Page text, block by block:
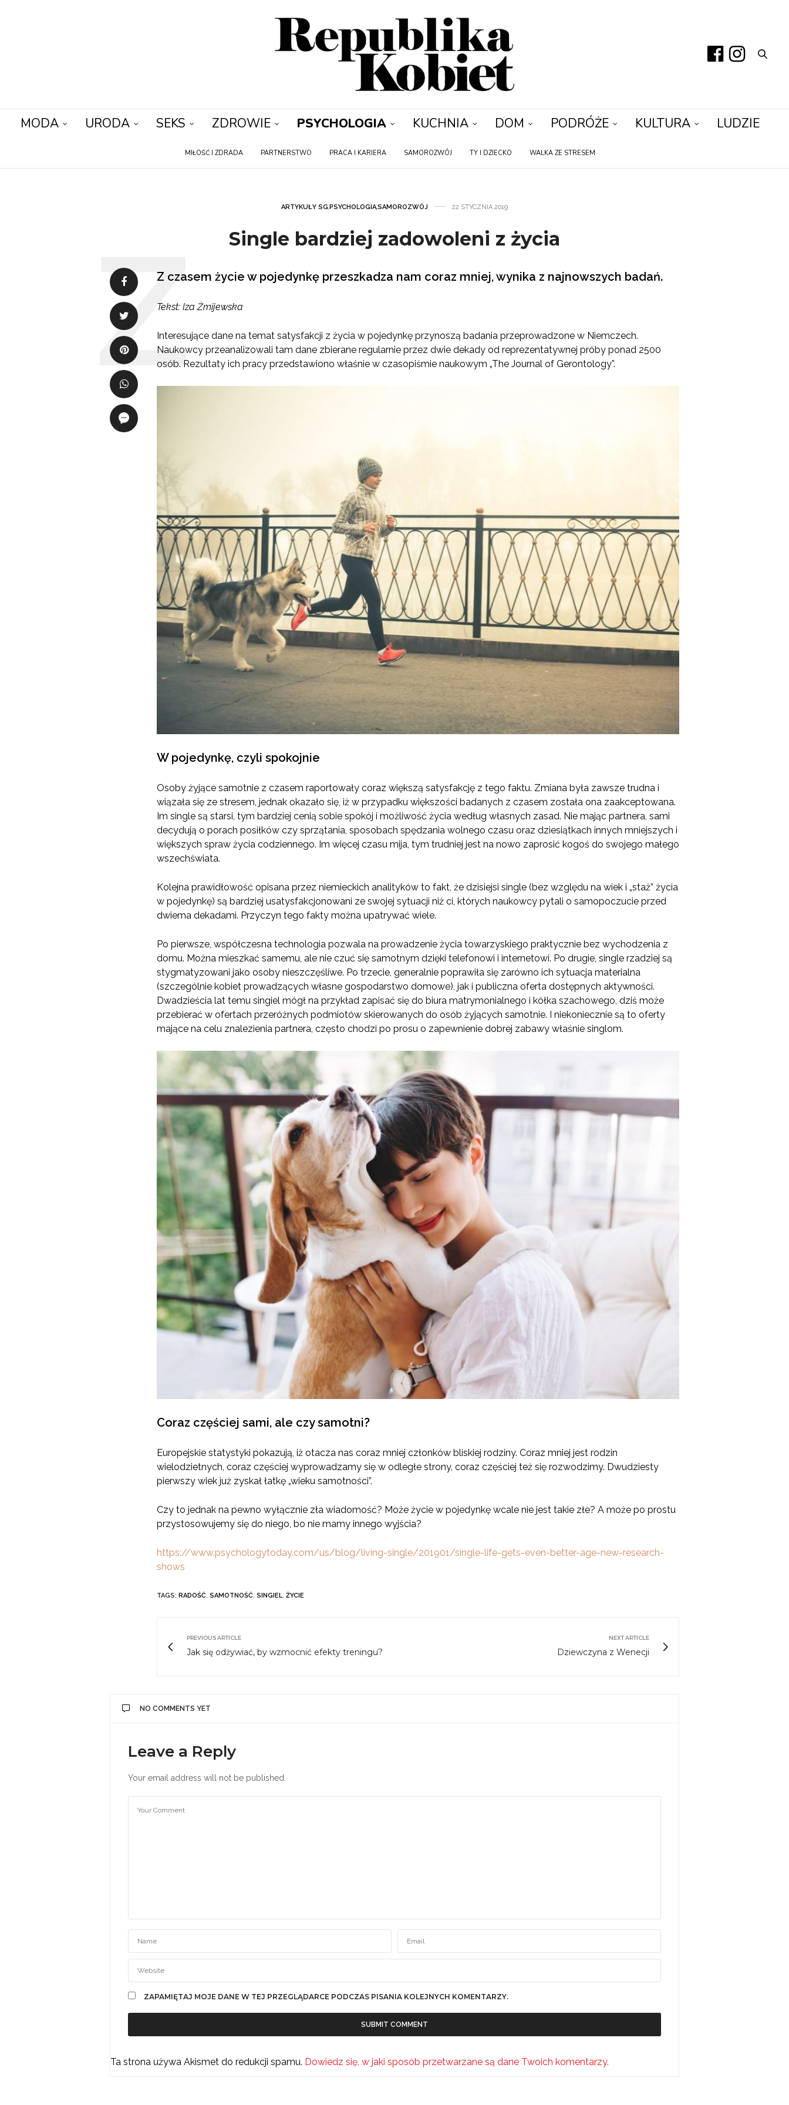
MODA URODA SEKS ZDROWIE PSYCHOLOGIA KUCHNIA DOM PODRÓŻE KULTURA LUDZIE
MIŁOŚĆ I ZDRADA PARTNERSTWO PRACA I KARIERA SAMOROZWÓJ TY I DZIECKO WALKA ZE STRESEM
ARTYKUŁY SG,PSYCHOLOGIA,SAMOROZWÓJ 22 STYCZNIA 2019
Single bardziej zadowoleni z życia
Z czasem życie w pojedynkę przeszkadza nam coraz mniej, wynika z najnowszych badań.
Tekst: Iza Żmijewska
Interesujące dane na temat satysfakcji z życia w pojedynkę przynoszą badania przeprowadzone w Niemczech.
Naukowcy przeanalizowali tam dane zbierane regularnie przez dwie dekady od reprezentatywnej próby ponad 2500
osób. Rezultaty ich pracy przedstawiono właśnie w czasopiśmie naukowym „The Journal of Gerontology”.
W pojedynkę, czyli spokojnie
Osoby żyjące samotnie z czasem raportowały coraz większą satysfakcję z tego faktu. Zmiana była zawsze trudna i
wiązała się ze stresem, jednak okazało się, iż w przypadku większości badanych z czasem została ona zaakceptowana.
Im single są starsi, tym bardziej cenią sobie spokój i możliwość życia według własnych zasad. Nie mając partnera, sami
decydują o porach posiłków czy sprzątania, sposobach spędzania wolnego czasu oraz dziesiątkach innych mniejszych i
większych spraw życia codziennego. Im więcej czasu mija, tym trudniej jest na nowo zaprosić kogoś do swojego małego
wszechświata.
Kolejna prawidłowość opisana przez niemieckich analityków to fakt, że dzisiejsi single (bez względu na wiek i „staż” życia
w pojedynkę) są bardziej usatysfakcjonowani ze swojej sytuacji niż ci, których naukowcy pytali o samopoczucie przed
dwiema dekadami. Przyczyn tego fakty można upatrywać wiele.
Po pierwsze, współczesna technologia pozwala na prowadzenie życia towarzyskiego praktycznie bez wychodzenia z
domu. Można mieszkać samemu, ale nie czuć się samotnym dzięki telefonowi i internetowi. Po drugie, single rzadziej są
stygmatyzowani jako osoby nieszczęśliwe. Po trzecie, generalnie poprawiła się zarówno ich sytuacja materialna
(szczególnie kobiet prowadzących własne gospodarstwo domowe), jak i publiczna oferta dostępnych aktywności.
Dwadzieścia lat temu singiel mógł na przykład zapisać się do biura matrymonialnego i kółka szachowego, dziś może
przebierać w ofertach przeróżnych podmiotów skierowanych do osób żyjących samotnie. I niekoniecznie są to oferty
mające na celu znalezienia partnera, często chodzi po prosu o zapewnienie dobrej zabawy właśnie singlom.
Coraz częściej sami, ale czy samotni?
Europejskie statystyki pokazują, iż otacza nas coraz mniej członków bliskiej rodziny. Coraz mniej jest rodzin
wielodzietnych, coraz częściej wyprowadzamy się w odległe strony, coraz częściej też się rozwodzimy. Dwudziesty
pierwszy wiek już zyskał łatkę „wieku samotności”.
Czy to jednak na pewno wyłącznie zła wiadomość? Może życie w pojedynkę wcale nie jest takie złe? A może po prostu
przystosowujemy się do niego, bo nie mamy innego wyjścia?
https://www.psychologytoday.com/us/blog/living-single/201901/single-life-gets-even-better-age-new-research-
shows
TAGS: RADOŚĆ, SAMOTNOŚĆ, SINGIEL, ŻYCIE
PREVIOUS ARTICLE
Jak się odżywiać, by wzmocnić efekty treningu?
NEXT ARTICLE
Dziewczyna z Wenecji
NO COMMENTS YET
Leave a Reply
Your email address will not be published.
ZAPAMIĘTAJ MOJE DANE W TEJ PRZEGLĄDARCE PODCZAS PISANIA KOLEJNYCH KOMENTARZY.
Ta strona używa Akismet do redukcji spamu. Dowiedz się, w jaki sposób przetwarzane są dane Twoich komentarzy.